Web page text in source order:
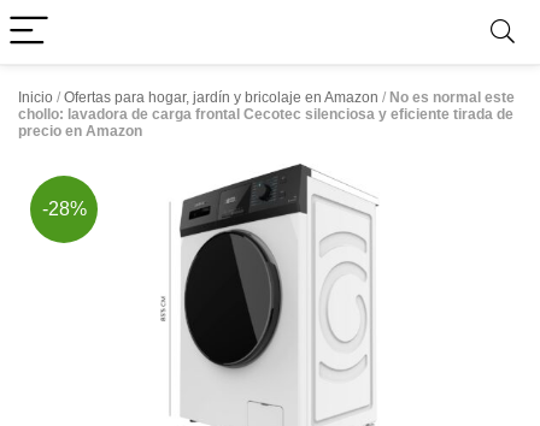
Inicio / Ofertas para hogar, jardín y bricolaje en Amazon / No es normal este
chollo: lavadora de carga frontal Cecotec silenciosa y eficiente tirada de
precio en Amazon
-28%